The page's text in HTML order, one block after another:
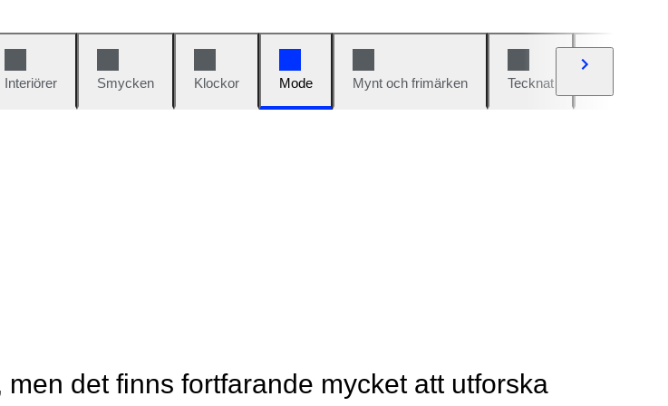
Interiörer Smycken Klockor Mode Mynt och frimärken Tecknat
det finns fortfarande mycket att utforska